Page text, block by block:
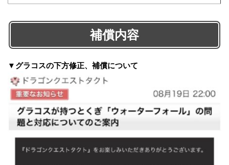
補償内容
▼グラコスの下方修正、補償について